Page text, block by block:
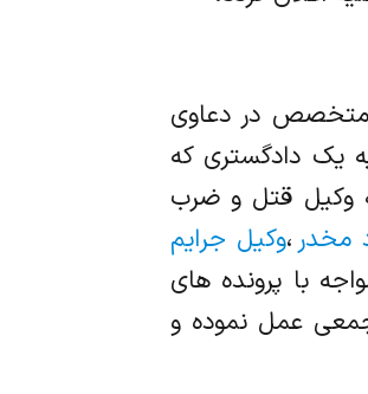
متخصص در دعاوی
یک دادگستری که
وکیل قتل و ضرب
مخدر،وکیل جرایم
با پرونده های
عمل نموده و